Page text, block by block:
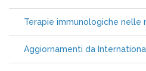
Terapie immunologiche nelle
Aggiornamenti da